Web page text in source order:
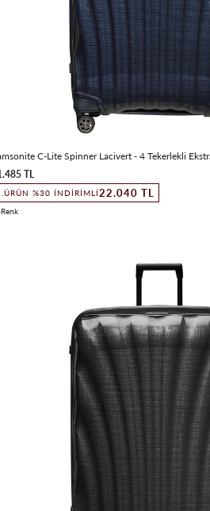
C-Lite Spinner Lacivert - 4 Tekerlekli
TL
%30 İNDIRIMLI22.040 TL